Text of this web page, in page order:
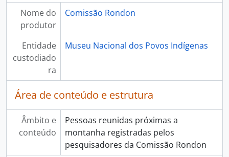
Nome do
produtor
Comissão Rondon
Entidade
custodiado
ra
Museu Nacional dos Povos Indígenas
Área de conteúdo e estrutura
Âmbito e
conteúdo
Pessoas reunidas próximas a
montanha registradas pelos
pesquisadores da Comissão Rondon